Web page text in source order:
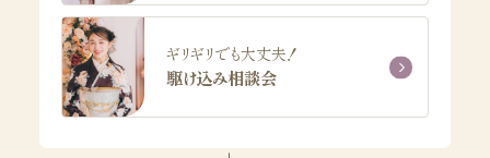
ギリギリでも大丈夫！
駆け込み相談会